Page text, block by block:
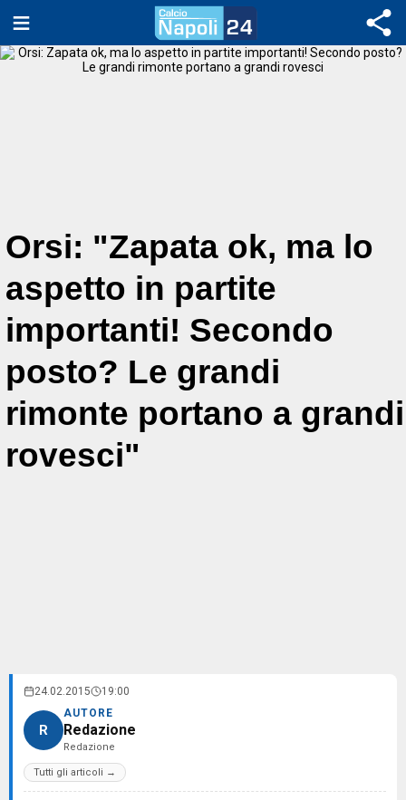
Orsi: "Zapata ok, ma lo
aspetto in partite
importanti! Secondo
posto? Le grandi
rimonte portano a grandi
rovesci"
24.02.2015 19:00
R
AUTORE
Redazione
Redazione
Tutti gli articoli →